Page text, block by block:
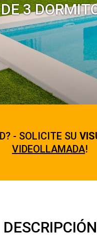
3
- SOLICITE SU
VIDEOLLAMADA!
DESCRIPCIÓN